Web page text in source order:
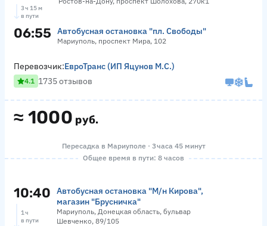
3 ч 15 м
в пути
06:55 Автобусная остановка "пл. Свободы"
Мариуполь, проспект Мира, 102
≈ 1000 руб.
Перевозчик:ЕвроТранс (ИП Яцунов М.С.)
4.1 1735 отзывов
Пересадка в Мариуполе · 3 часа 45 минут
Общее время в пути: 8 часов
10:40
Автобусная остановка "М/н Кирова",
магазин "Брусничка"
Мариуполь, Донецкая область, бульвар
Шевченко, 89/105
1 ч
в пути